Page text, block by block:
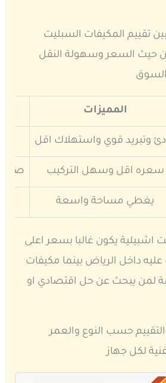
تقييم المكيفات السبليت
حيث السعر وسهولة النقل
المميزات
وتبريد قوي واستهلاك اقل
سعره اقل وسهل التركيب صوت
يغطي مساحة واسعة
يكون غالبا بسعر اعلى
داخل الرياض بينما مكيفات
لمن يبحث عن حل اقتصادي او
حسب النوع والعمر
لكل جهاز